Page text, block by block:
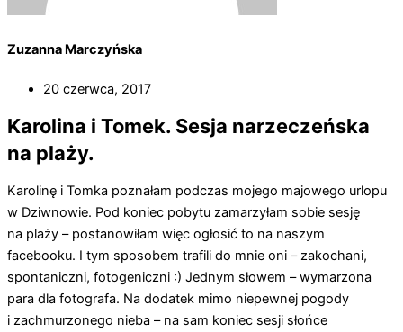
Zuzanna Marczyńska
20 czerwca, 2017
Karolina i Tomek. Sesja narzeczeńska
na plaży.
Karolinę i Tomka poznałam podczas mojego majowego urlopu
w Dziwnowie. Pod koniec pobytu zamarzyłam sobie sesję
na plaży – postanowiłam więc ogłosić to na naszym
facebooku. I tym sposobem trafili do mnie oni – zakochani,
spontaniczni, fotogeniczni :) Jednym słowem – wymarzona
para dla fotografa. Na dodatek mimo niepewnej pogody
i zachmurzonego nieba – na sam koniec sesji słońce